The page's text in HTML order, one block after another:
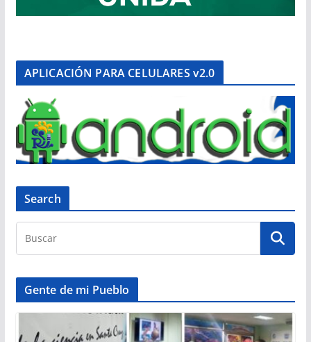
APLICACIÓN PARA CELULARES v2.0
Search
Gente de mi Pueblo